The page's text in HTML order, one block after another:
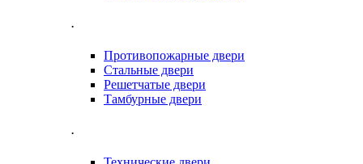
.
Противопожарные двери
Стальные двери
Решетчатые двери
Тамбурные двери
.